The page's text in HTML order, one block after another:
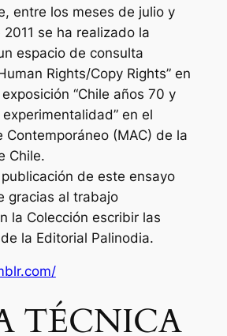
entre los meses de julio y
se ha realizado la
espacio de consulta
Rights/Copy Rights” en
“Chile años 70 y
en el
Contemporáneo (MAC) de la
Chile.
de este ensayo
gracias al trabajo
la Colección escribir las
la Editorial Palinodia.
TÉCNICA